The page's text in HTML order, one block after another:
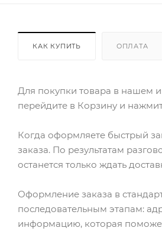
КАК КУПИТЬ ОПЛАТА
Для покупки товара в нашем
перейдите в Корзину и
Когда оформляете быстрый
заказа. По результатам
останется только ждать
Оформление заказа в
последовательным этапам:
информацию, которая